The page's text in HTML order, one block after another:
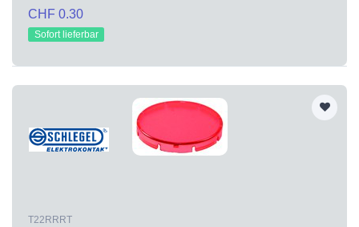
CHF 0.30
Sofort lieferbar
T22RRRT